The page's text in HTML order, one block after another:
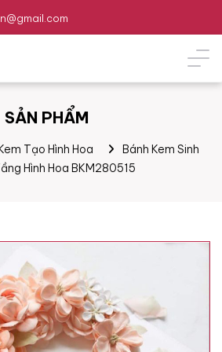
SẢN PHẨM
Tạo Hình Hoa
Bánh Kem Sinh
Hình Hoa BKM280515